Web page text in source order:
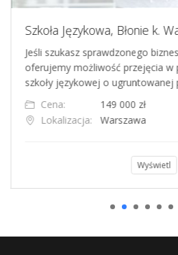
Szkoła Językowa, Błonie k.
Jeśli szukasz sprawdzonego
oferujemy możliwość przejęcia w
szkoły językowej o
Cena:
149 000 zł
Lokalizacja:
Warszawa
Wyświetl